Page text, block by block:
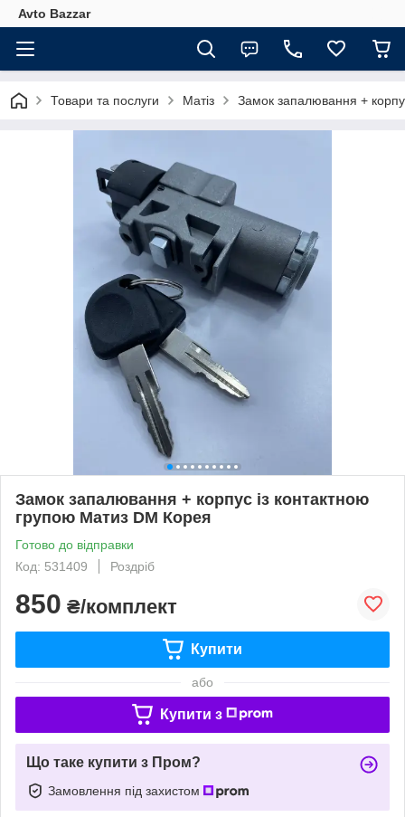
Avto Bazzar
Товари та послуги Матіз Замок запалювання +
Замок запалювання + корпус із контактною
групою Матиз DM Корея
Готово до відправки
Код: 531409
Роздріб
850 ₴/комплект
Купити
або
Купити з
Що таке купити з Пром?
Замовлення під захистом